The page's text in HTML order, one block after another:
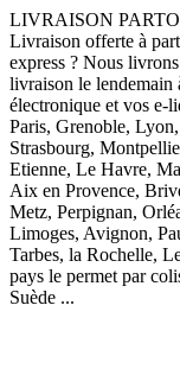
LIVRAISON
Livraison offerte à
express ? Nous
livraison le lendemain
électronique et vos e-
Paris, Grenoble,
Strasbourg,
Etienne, Le Havre,
Aix en Provence,
Metz, Perpignan,
Limoges, Avignon,
Tarbes, la Rochelle,
pays le permet par
Suède ...